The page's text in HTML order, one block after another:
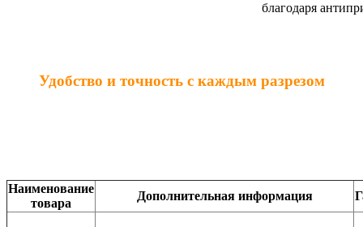
благодаря
Удобство и точность с каждым разрезом
Наименование
товара
Дополнительная информация